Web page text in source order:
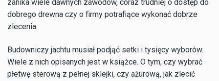
zanika wiele dawnych zawodów, coraz trudniej o dostęp do
dobrego drewna czy o firmy potrafiące wykonać dobrze
zlecenia.
Budowniczy jachtu musiał podjąć setki i tysięcy wyborów.
Wiele z nich opisanych jest w książce. O tym, czy wybrać
płetwę sterową z pełnej sklejki, czy ażurową, jak zlecić